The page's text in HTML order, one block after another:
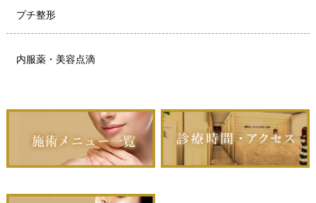
プチ整形
内服薬・美容点滴